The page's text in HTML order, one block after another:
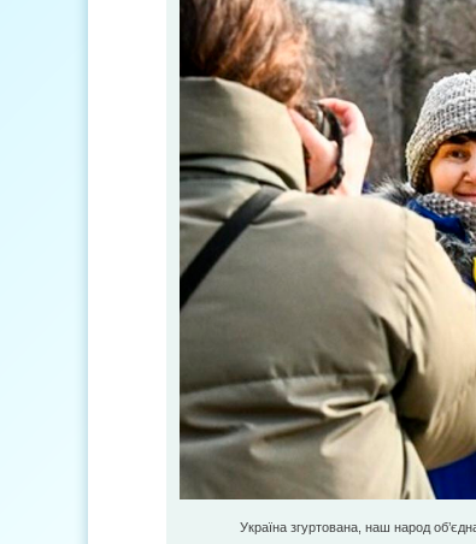
Україна згуртована, наш народ